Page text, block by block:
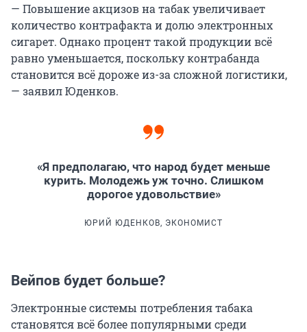
— Повышение акцизов на табак увеличивает
количество контрафакта и долю электронных
сигарет. Однако процент такой продукции всё
равно уменьшается, поскольку контрабанда
становится всё дороже из-за сложной логистики,
— заявил Юденков.
«Я предполагаю, что народ будет меньше
курить. Молодежь уж точно. Слишком
дорогое удовольствие»
ЮРИЙ ЮДЕНКОВ, ЭКОНОМИСТ
Вейпов будет больше?
Электронные системы потребления табака
становятся всё более популярными среди